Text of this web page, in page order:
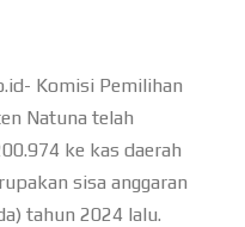
Komisi Pemilihan
Natuna telah
ke kas daerah
sisa anggaran
tahun 2024 lalu.